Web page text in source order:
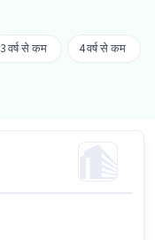
3 वर्ष से कम 4 वर्ष से कम